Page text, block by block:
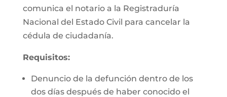
comunica el notario a la Registraduría
Nacional del Estado Civil para cancelar la
cédula de ciudadanía.
Requisitos:
Denuncio de la defunción dentro de los
dos días después de haber conocido el